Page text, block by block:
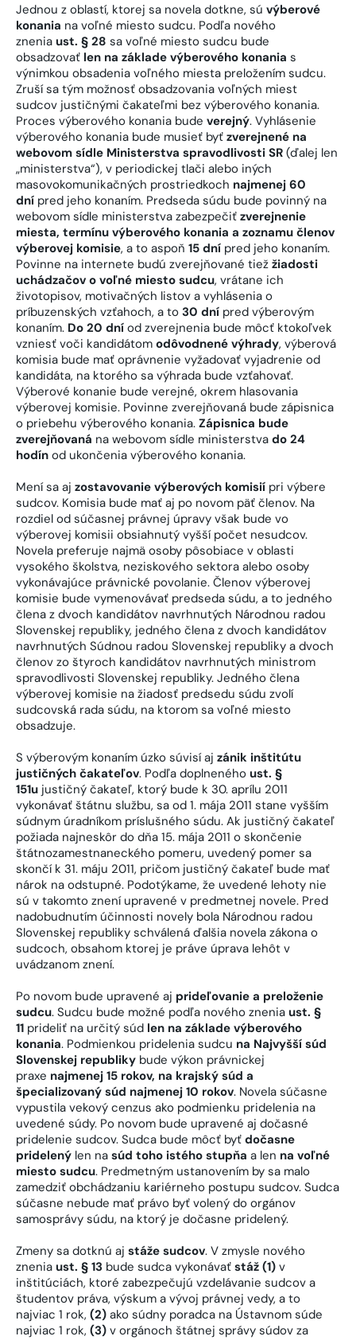
Jednou z oblastí, ktorej sa novela dotkne, sú výberové
konania na voľné miesto sudcu. Podľa nového
znenia ust. § 28 sa voľné miesto sudcu bude
obsadzovať len na základe výberového konania s
výnimkou obsadenia voľného miesta preložením sudcu.
Zruší sa tým možnosť obsadzovania voľných miest
sudcov justičnými čakateľmi bez výberového konania.
Proces výberového konania bude verejný. Vyhlásenie
výberového konania bude musieť byť zverejnené na
webovom sídle Ministerstva spravodlivosti SR (ďalej len
„ministerstva“), v periodickej tlači alebo iných
masovokomunikačných prostriedkoch najmenej 60
dní pred jeho konaním. Predseda súdu bude povinný na
webovom sídle ministerstva zabezpečiť zverejnenie
miesta, termínu výberového konania a zoznamu členov
výberovej komisie, a to aspoň 15 dní pred jeho konaním.
Povinne na internete budú zverejňované tiež žiadosti
uchádzačov o voľné miesto sudcu, vrátane ich
životopisov, motivačných listov a vyhlásenia o
príbuzenských vzťahoch, a to 30 dní pred výberovým
konaním. Do 20 dní od zverejnenia bude môcť ktokoľvek
vzniesť voči kandidátom odôvodnené výhrady, výberová
komisia bude mať oprávnenie vyžadovať vyjadrenie od
kandidáta, na ktorého sa výhrada bude vzťahovať.
Výberové konanie bude verejné, okrem hlasovania
výberovej komisie. Povinne zverejňovaná bude zápisnica
o priebehu výberového konania. Zápisnica bude
zverejňovaná na webovom sídle ministerstva do 24
hodín od ukončenia výberového konania.
Mení sa aj zostavovanie výberových komisií pri výbere
sudcov. Komisia bude mať aj po novom päť členov. Na
rozdiel od súčasnej právnej úpravy však bude vo
výberovej komisii obsiahnutý vyšší počet nesudcov.
Novela preferuje najmä osoby pôsobiace v oblasti
vysokého školstva, neziskového sektora alebo osoby
vykonávajúce právnické povolanie. Členov výberovej
komisie bude vymenovávať predseda súdu, a to jedného
člena z dvoch kandidátov navrhnutých Národnou radou
Slovenskej republiky, jedného člena z dvoch kandidátov
navrhnutých Súdnou radou Slovenskej republiky a dvoch
členov zo štyroch kandidátov navrhnutých ministrom
spravodlivosti Slovenskej republiky. Jedného člena
výberovej komisie na žiadosť predsedu súdu zvolí
sudcovská rada súdu, na ktorom sa voľné miesto
obsadzuje.
S výberovým konaním úzko súvisí aj zánik inštitútu
justičných čakateľov. Podľa doplneného ust. §
151u justičný čakateľ, ktorý bude k 30. aprílu 2011
vykonávať štátnu službu, sa od 1. mája 2011 stane vyšším
súdnym úradníkom príslušného súdu. Ak justičný čakateľ
požiada najneskôr do dňa 15. mája 2011 o skončenie
štátnozamestnaneckého pomeru, uvedený pomer sa
skončí k 31. máju 2011, pričom justičný čakateľ bude mať
nárok na odstupné. Podotýkame, že uvedené lehoty nie
sú v takomto znení upravené v predmetnej novele. Pred
nadobudnutím účinnosti novely bola Národnou radou
Slovenskej republiky schválená ďalšia novela zákona o
sudcoch, obsahom ktorej je práve úprava lehôt v
uvádzanom znení.
Po novom bude upravené aj prideľovanie a preloženie
sudcu. Sudcu bude možné podľa nového znenia ust. §
11 prideliť na určitý súd len na základe výberového
konania. Podmienkou pridelenia sudcu na Najvyšší súd
Slovenskej republiky bude výkon právnickej
praxe najmenej 15 rokov, na krajský súd a
špecializovaný súd najmenej 10 rokov. Novela súčasne
vypustila vekový cenzus ako podmienku pridelenia na
uvedené súdy. Po novom bude upravené aj dočasné
pridelenie sudcov. Sudca bude môcť byť dočasne
pridelený len na súd toho istého stupňa a len na voľné
miesto sudcu. Predmetným ustanovením by sa malo
zamedziť obchádzaniu kariérneho postupu sudcov. Sudca
súčasne nebude mať právo byť volený do orgánov
samosprávy súdu, na ktorý je dočasne pridelený.
Zmeny sa dotknú aj stáže sudcov. V zmysle nového
znenia ust. § 13 bude sudca vykonávať stáž (1) v
inštitúciách, ktoré zabezpečujú vzdelávanie sudcov a
študentov práva, výskum a vývoj právnej vedy, a to
najviac 1 rok, (2) ako súdny poradca na Ústavnom súde
najviac 1 rok, (3) v orgánoch štátnej správy súdov za